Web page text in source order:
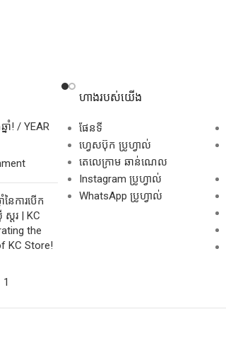
! / YEAR
ៃការបើក
តរ | KC
the
KC Store!
1
ហាងរបស់យើង
ផែនទី
ហ្វេសប៊ុក ប្រូហ្វាល់
តេលេក្រាម ឆាន់ណេល
Instagram ប្រូហ្វាល់
WhatsApp ប្រូហ្វាល់